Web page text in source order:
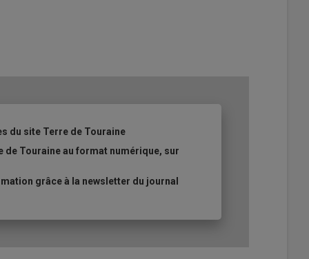
du site Terre de Touraine
de Touraine au format numérique, sur
grâce à la newsletter du journal